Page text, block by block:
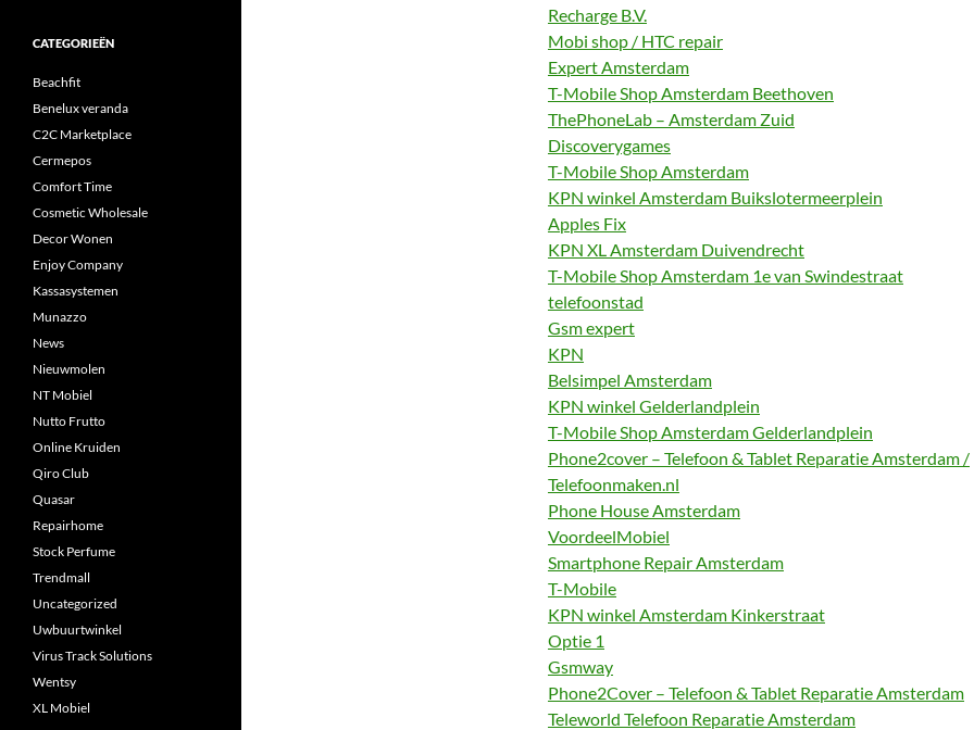
Recharge B.V.
Mobi shop / HTC repair
Expert Amsterdam
T-Mobile Shop Amsterdam Beethoven
ThePhoneLab – Amsterdam Zuid
Discoverygames
T-Mobile Shop Amsterdam
KPN winkel Amsterdam Buikslotermeerplein
Apples Fix
KPN XL Amsterdam Duivendrecht
T-Mobile Shop Amsterdam 1e van Swindestraat
telefoonstad
Gsm expert
KPN
Belsimpel Amsterdam
KPN winkel Gelderlandplein
T-Mobile Shop Amsterdam Gelderlandplein
Phone2cover – Telefoon & Tablet Reparatie Amsterdam /
Telefoonmaken.nl
Phone House Amsterdam
VoordeelMobiel
Smartphone Repair Amsterdam
T-Mobile
KPN winkel Amsterdam Kinkerstraat
Optie 1
Gsmway
Phone2Cover – Telefoon & Tablet Reparatie Amsterdam
Teleworld Telefoon Reparatie Amsterdam
CATEGORIEËN
Beachfit
Benelux veranda
C2C Marketplace
Cermepos
Comfort Time
Cosmetic Wholesale
Decor Wonen
Enjoy Company
Kassasystemen
Munazzo
News
Nieuwmolen
NT Mobiel
Nutto Frutto
Online Kruiden
Qiro Club
Quasar
Repairhome
Stock Perfume
Trendmall
Uncategorized
Uwbuurtwinkel
Virus Track Solutions
Wentsy
XL Mobiel